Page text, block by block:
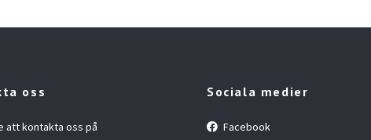
oss
att kontakta oss på
Sociala medier
Facebook